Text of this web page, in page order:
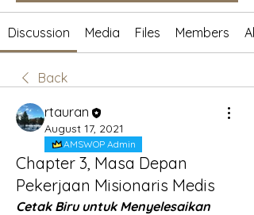
Discussion Media Files Members
Back
rtauran
August 17, 2021
AMSWOP Admin
Chapter 3, Masa Depan
Pekerjaan Misionaris Medis
Cetak Biru untuk Menyelesaikan